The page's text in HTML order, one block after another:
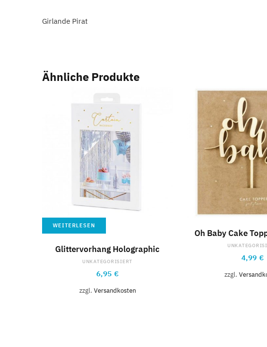
Girlande Pirat
Ähnliche Produkte
WEITERLESEN
Glittervorhang Holographic
UNKATEGORISIERT
6,95 €
zzgl. Versandkosten
Oh Baby Cake
4,99 €
zzgl.